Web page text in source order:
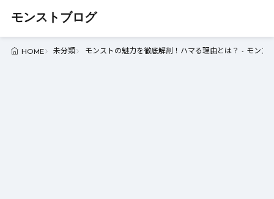
モンストブログ
HOME 未分類 モンストの魅力を徹底解剖！ハマる理由とは？ - モンス